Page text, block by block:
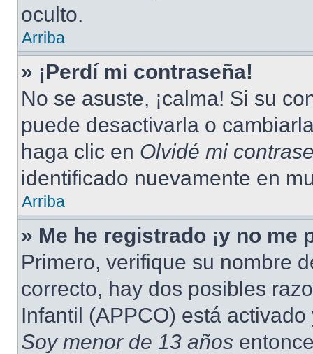
oculto.
Arriba
» ¡Perdí mi contraseña!
No se asuste, ¡calma! Si su
puede desactivarla o
haga clic en Olvidé mi
identificado nuevamente en
Arriba
» Me he registrado ¡y no me
Primero, verifique su nombre
correcto, hay dos posibles
Infantil (APPCO) está
Soy menor de 13 años